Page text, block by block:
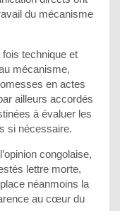
du mécanisme
technique et
mécanisme,
en actes
ailleurs accordés
à évaluer les
si nécessaire.
congolaise,
lettre morte,
néanmoins la
au cœur du